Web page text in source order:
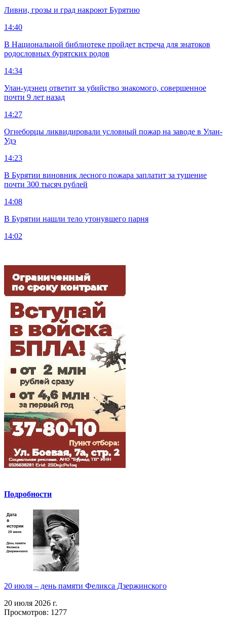
Ливни, грозы и град накроют Бурятию
14:40
В Национальной библиотеке пройдет встреча для знатоков
родословных бурятских родов
14:34
Улан-удэнец ответит за убийство знакомого, совершенное
почти 9 лет назад
14:27
Огнеборцы ликвидировали условный пожар на заводе в Улан-
Удэ
14:23
В Бурятии виновник лесного пожара заплатит за тушение
почти 300 тысяч рублей
14:08
В Бурятии нашли тело утонувшего парня
14:02
Подробности
20 июля – день памяти Феликса Дзержинского
20 июля 2026 г.
Просмотров: 1277